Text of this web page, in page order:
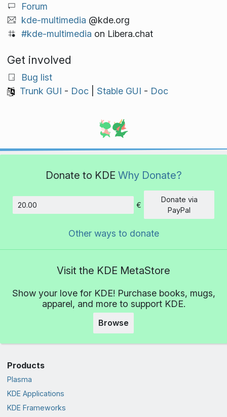
Forum
kde-multimedia @kde.org
#kde-multimedia on Libera.chat
Get involved
Bug list
Trunk GUI - Doc| Stable GUI - Doc
Donate to KDE Why Donate?
Amount
€
Donate via
PayPal
Other ways to donate
Visit the KDE MetaStore
Show your love for KDE! Purchase books, mugs,
apparel, and more to support KDE.
Browse
Products
Plasma
KDE Applications
KDE Frameworks